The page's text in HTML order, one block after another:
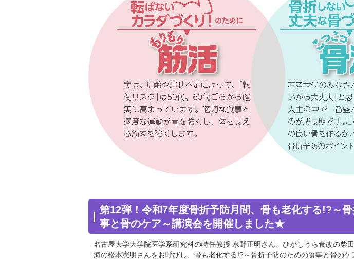
第12弾！令和7年度骨折予防月間、骨も老化する!?～
事と骨のケア～講演会を開催しました★
名古屋大学大学院医学系研究科の特任教授 水野正明さん、ひがしうら食改の柴
海の松本憲明さんをお呼びし、骨も老化する!?～骨折予防のための食事と骨のケ